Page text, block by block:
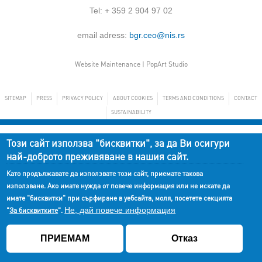
Tel: + 359 2 904 97 02
email adress: bgr.ceo@nis.rs
Website Maintenance | PopArt Studio
SITEMAP PRESS PRIVACY POLICY ABOUT COOKIES TERMS AND CONDITIONS CONTACT
SUSTAINABILITY
Този сайт използва "бисквитки", за да Ви осигури
най-доброто преживяване в нашия сайт.
Като продължавате да използвате този сайт, приемате такова
използване. Ако имате нужда от повече информация или не искате да
имате "бисквитки" при сърфиране в уебсайта, моля, посетете секцията
"За бисквитките". Не, дай повече информация
ПРИЕМАМ Отказ